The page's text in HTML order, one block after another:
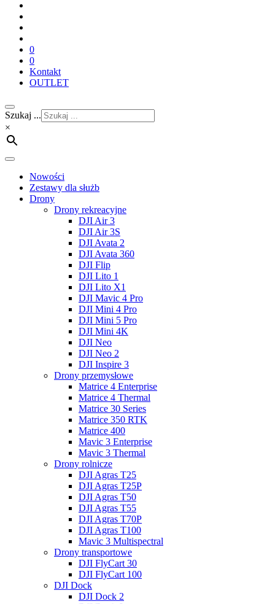
0
0
Kontakt
OUTLET
Szukaj ...
×
Nowości
Zestawy dla służb
Drony
Drony rekreacyjne
DJI Air 3
DJI Air 3S
DJI Avata 2
DJI Avata 360
DJI Flip
DJI Lito 1
DJI Lito X1
DJI Mavic 4 Pro
DJI Mini 4 Pro
DJI Mini 5 Pro
DJI Mini 4K
DJI Neo
DJI Neo 2
DJI Inspire 3
Drony przemysłowe
Matrice 4 Enterprise
Matrice 4 Thermal
Matrice 30 Series
Matrice 350 RTK
Matrice 400
Mavic 3 Enterprise
Mavic 3 Thermal
Drony rolnicze
DJI Agras T25
DJI Agras T25P
DJI Agras T50
DJI Agras T55
DJI Agras T70P
DJI Agras T100
Mavic 3 Multispectral
Drony transportowe
DJI FlyCart 30
DJI FlyCart 100
DJI Dock
DJI Dock 2